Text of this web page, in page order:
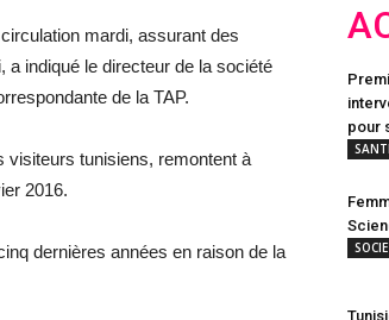
mardi, assurant des
a indiqué le directeur de la société
de la TAP.
visiteurs tunisiens, remontent à
2016.
dernières années en raison de la
pour